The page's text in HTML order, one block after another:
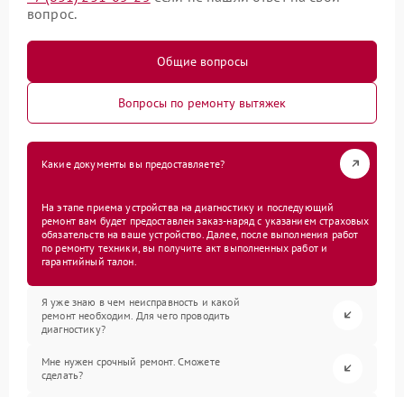
вопрос.
Общие вопросы
Вопросы по ремонту вытяжек
Какие документы вы предоставляете?
На этапе приема устройства на диагностику и последующий
ремонт вам будет предоставлен заказ-наряд с указанием страховых
обязательств на ваше устройство. Далее, после выполнения работ
по ремонту техники, вы получите акт выполненных работ и
гарантийный талон.
Я уже знаю в чем неисправность и какой
ремонт необходим. Для чего проводить
диагностику?
Мне нужен срочный ремонт. Сможете
сделать?